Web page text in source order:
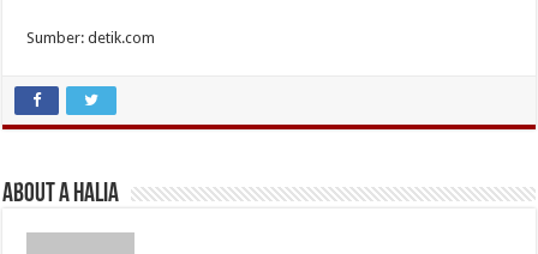
Sumber: detik.com
About A Halia